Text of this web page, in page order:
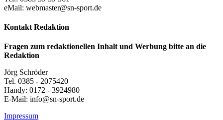
eMail: webmaster@sn-sport.de
Kontakt Redaktion
Fragen zum redaktionellen Inhalt und Werbung bitte an die
Redaktion
Jörg Schröder
Tel. 0385 - 2075420
Handy: 0172 - 3924980
E-Mail: info@sn-sport.de
Impressum